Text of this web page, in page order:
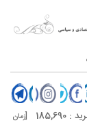
[زمان 21:58]